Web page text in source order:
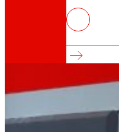
Así
Todo
Los
Se han abierto 65